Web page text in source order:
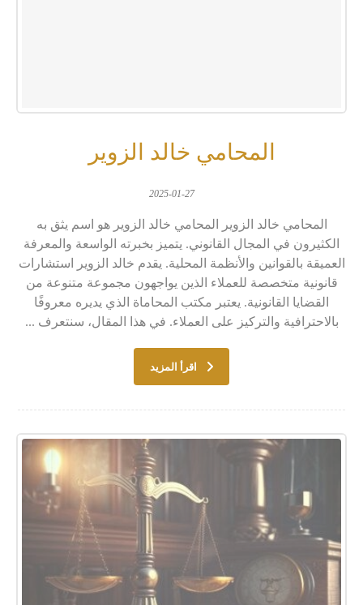
المحامي خالد الزوير
2025-01-27
المحامي خالد الزوير المحامي خالد الزوير هو اسم يثق به
الكثيرون في المجال القانوني. يتميز بخبرته الواسعة والمعرفة
العميقة بالقوانين والأنظمة المحلية. يقدم خالد الزوير استشارات
قانونية متخصصة للعملاء الذين يواجهون مجموعة متنوعة من
القضايا القانونية. يعتبر مكتب المحاماة الذي يديره معروفًا
بالاحترافية والتركيز على العملاء. في هذا المقال، سنتعرف ...
اقرأ المزيد